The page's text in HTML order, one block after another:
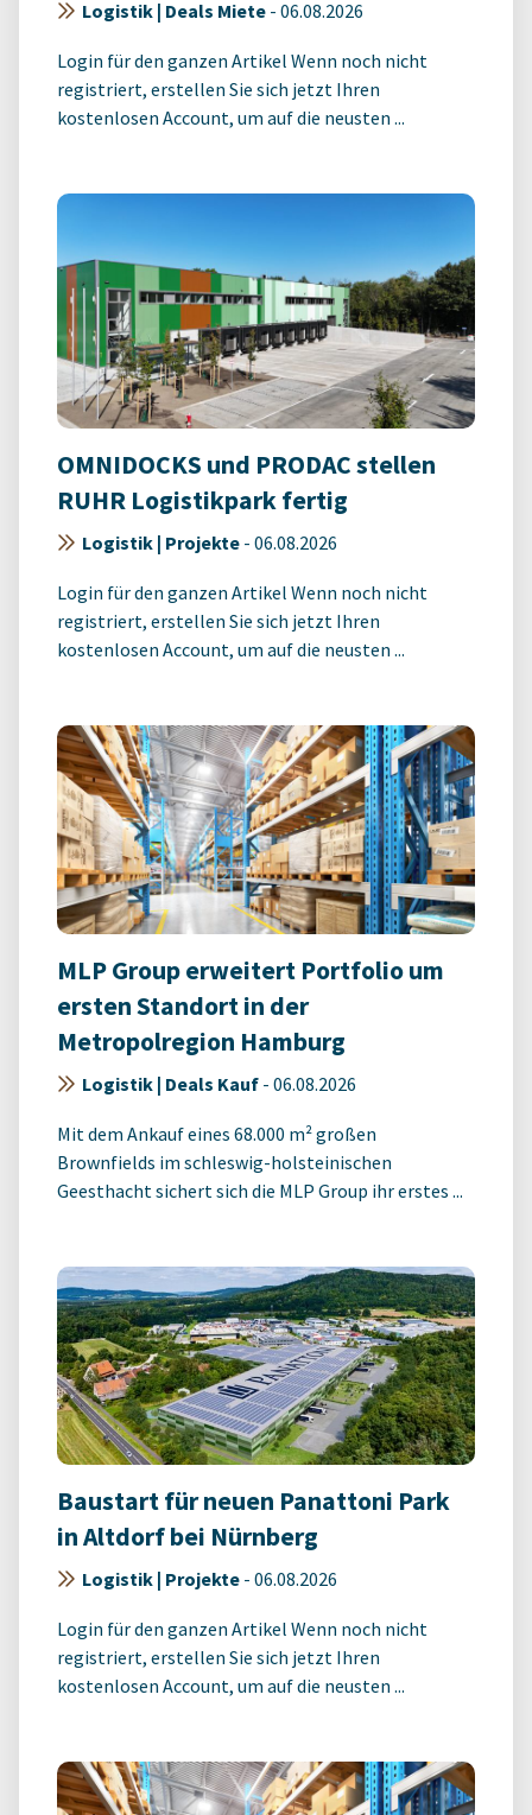
Logistik | Deals Miete - 06.08.2026
Login für den ganzen Artikel Wenn noch nicht
registriert, erstellen Sie sich jetzt Ihren
kostenlosen Account, um auf die neusten ...
OMNIDOCKS und PRODAC stellen
RUHR Logistikpark fertig
Logistik | Projekte - 06.08.2026
Login für den ganzen Artikel Wenn noch nicht
registriert, erstellen Sie sich jetzt Ihren
kostenlosen Account, um auf die neusten ...
MLP Group erweitert Portfolio um
ersten Standort in der
Metropolregion Hamburg
Logistik | Deals Kauf - 06.08.2026
Mit dem Ankauf eines 68.000 m² großen
Brownfields im schleswig-holsteinischen
Geesthacht sichert sich die MLP Group ihr erstes ...
Baustart für neuen Panattoni Park
in Altdorf bei Nürnberg
Logistik | Projekte - 06.08.2026
Login für den ganzen Artikel Wenn noch nicht
registriert, erstellen Sie sich jetzt Ihren
kostenlosen Account, um auf die neusten ...